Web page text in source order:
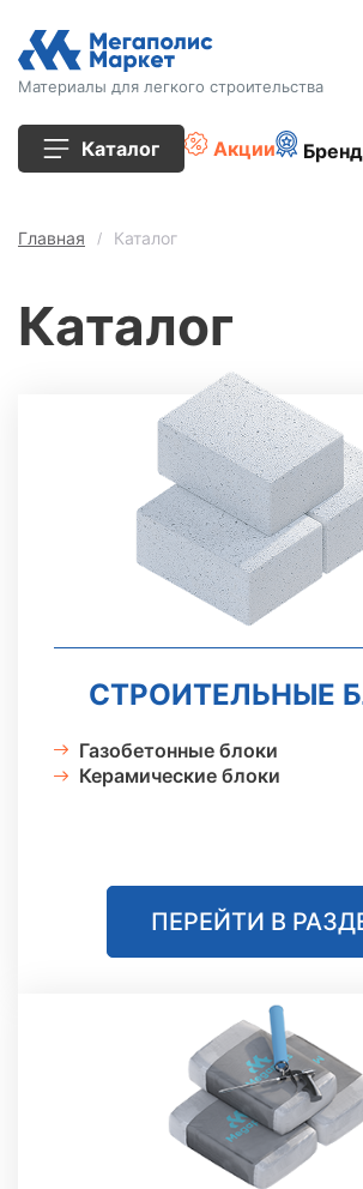
Материалы для легкого строительства
Каталог
Кирпич
Плиты перекрытия
Сопутствующие товары
Тротуарная плитка
Мягкая кровля
Акции
Главная Каталог
Каталог
СТРОИТЕЛЬНЫЕ
Газобетонные блоки
Керамические блоки
ПЕРЕЙТИ В